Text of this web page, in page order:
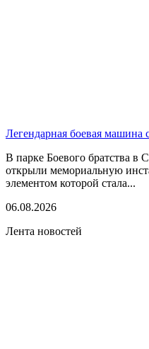
Легендарная боевая машина
В парке Боевого братства в
открыли мемориальную
элементом которой стала...
06.08.2026
Лента новостей